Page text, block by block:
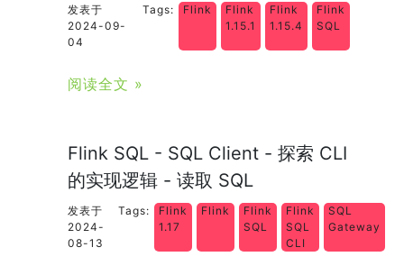
发表于
2024-09-
04
Tags: Flink
Flink
1.15.1
Flink
1.15.4
Flink
SQL
阅读全文 »
Flink SQL - SQL Client - 探索 CLI
的实现逻辑 - 读取 SQL
发表于
2024-
08-13
Tags:
Flink
1.17
Flink
Flink
SQL
Flink
SQL
CLI
SQL
Gateway